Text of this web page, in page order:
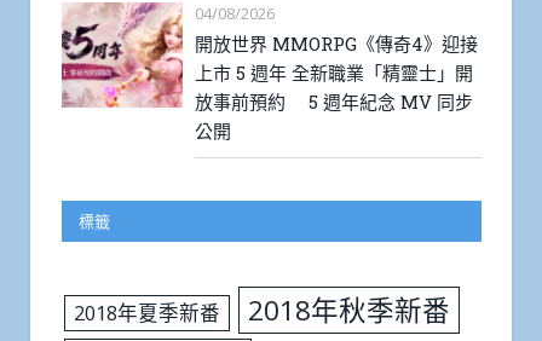
04/08/2026
開放世界 MMORPG《傳奇4》迎接
上市 5 週年 全新職業「精靈士」開
放事前預約 5 週年紀念 MV 同步
公開
標籤
2018年夏季新番 2018年秋季新番